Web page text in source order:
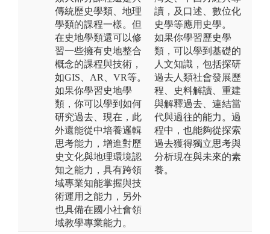
傳統歷史學類、地理
學類的課程一樣。但
在史地學類還可以修
習一些擁有史地整合
概念的課程與技術，
如GIS、AR、VR等。
如果你學習史地學
類，你可以學到如何
研究過去、現在，此
外還能從中培養邏輯
思考能力，增進對歷
史文化與地理環境認
知之能力，具有跨領
域專業知能掌握與技
術運用之能力，另外
也具備在國小社會領
域教學專業能力。
讀，及口述、數位化
史學等應用史學。
如果你學習歷史學
類，可以學到基礎的
人文知識，包括探研
過去人類社會發展歷
程、史料解讀、重建
與解釋過去、連結當
代與過往的能力。過
程中，也能夠從探索
過去獲得獨立思考與
分析現在與未來的素
養。